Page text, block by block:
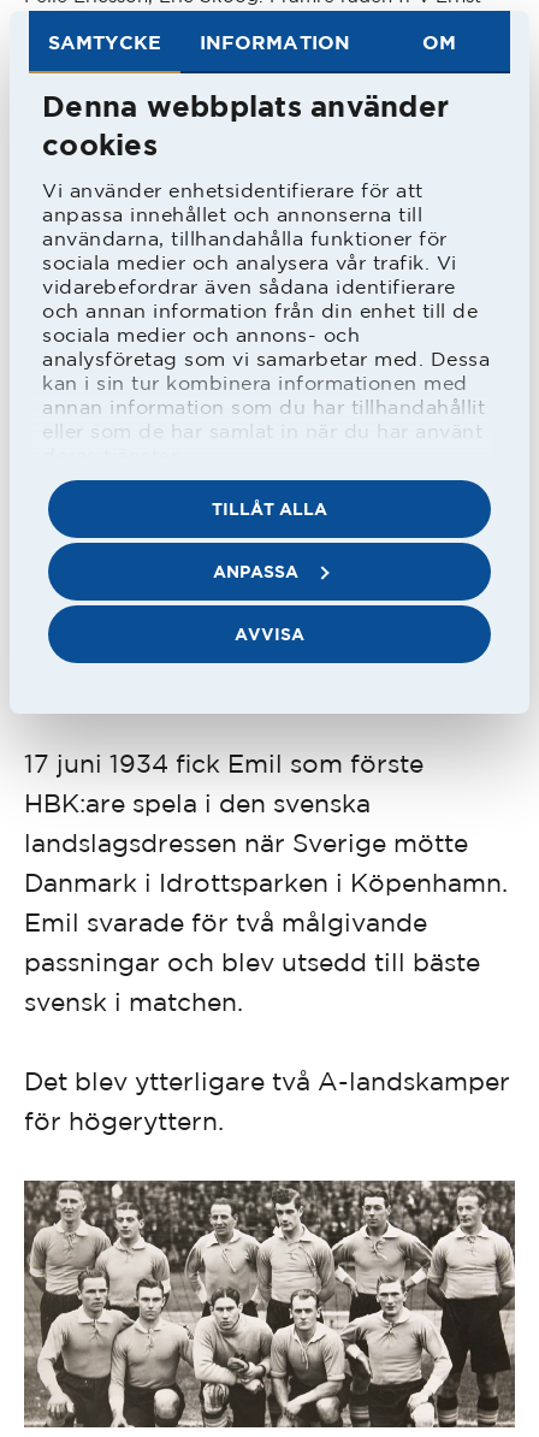
SAMTYCKE INFORMATION OM
Denna webbplats använder
cookies
Vi använder enhetsidentifierare för att
anpassa innehållet och annonserna till
användarna, tillhandahålla funktioner för
sociala medier och analysera vår trafik. Vi
vidarebefordrar även sådana identifierare
och annan information från din enhet till de
sociala medier och annons- och
analysföretag som vi samarbetar med. Dessa
kan i sin tur kombinera informationen med
annan information som du har tillhandahållit
eller som de har samlat in när du har använt
TILLÅT ALLA
ANPASSA
AVVISA
Andersson, Knut Olsson, Folke Skoog.
Emil var inte bara bollartist utan även
en gentleman, då han hellre gick undan
I samband med 70-årsdagen sa han att
den match han minns bäst var 4-1
segern på Olympia mot HIF under
första allsvenska säsongen, vilket sen
var en bidragande orsak till
Men alltid var det inte lika kul. När HBK
kom hem till centralstation efter 0-6 i
Sandviken möttes de av en besviken
supporter: "stig inte av grabbar, bara
17 juni 1934 fick Emil som förste
HBK:are spela i den svenska
landslagsdressen när Sverige mötte
Danmark i Idrottsparken i Köpenhamn.
Emil svarade för två målgivande
passningar och blev utsedd till bäste
svensk i matchen.
Det blev ytterligare två A-landskamper
för högeryttern.